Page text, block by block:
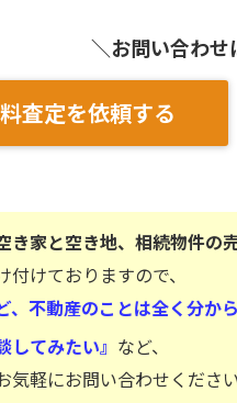
＼お問い合わ
査定を依頼する
家と空き地、相続物件の
けておりますので、
、不動産のことは全く分か
てみたい』 など、
軽にお問い合わせください